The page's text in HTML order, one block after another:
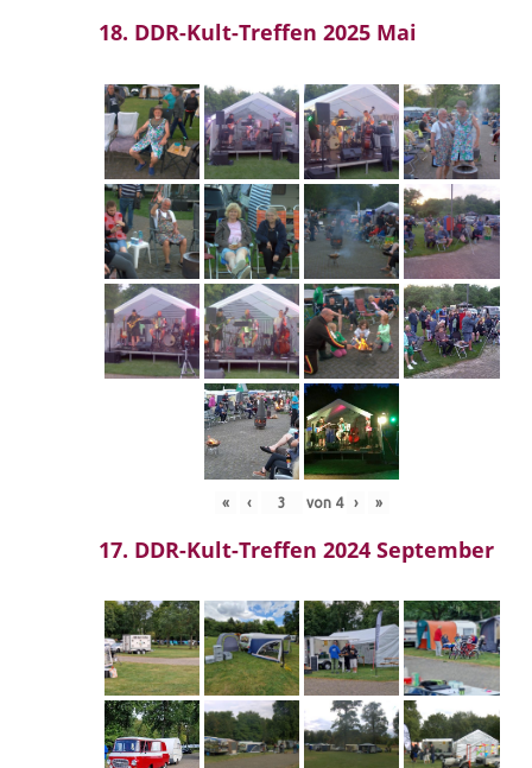
18. DDR-Kult-Treffen 2025 Mai
« ‹ von 4 › »
17. DDR-Kult-Treffen 2024 September